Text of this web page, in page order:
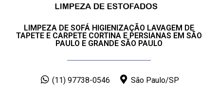
LIMPEZA DE SOFÁ HIGIENIZAÇÃO LAVAGEM DE
TAPETE E CARPETE CORTINA E PERSIANAS EM SÃO
PAULO E GRANDE SÃO PAULO
(11) 97738-0546 São Paulo/SP